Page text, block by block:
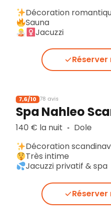
Décoration
Sauna
Jacuzzi
7,6/10 78 avis
Spa Nahleo
140 € la nuit ▪︎ Dole
Décoration
Très intime
Jacuzzi privatif & spa